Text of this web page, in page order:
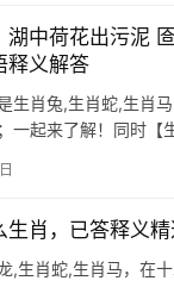
湖中荷花出污泥
释义解答
生肖兔,生肖蛇,生肖
一起来了解！同时【
五进位”之说，2026
生肖，已答释义
,生肖蛇,生肖马，在十